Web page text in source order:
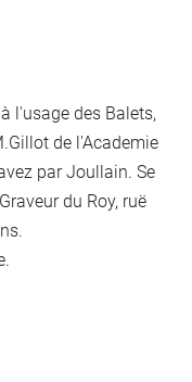
l'usage des Balets,
de l'Academie
par Joullain. Se
du Roy, ruë